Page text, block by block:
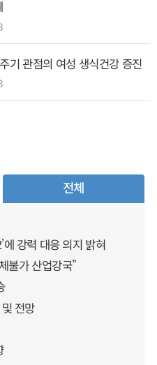
기 관점의 여성 생식건강 증진
전체
에 강력 대응 의지 밝혀
불가 산업강국”
전망